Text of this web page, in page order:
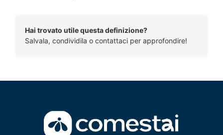
Hai trovato utile questa definizione?
Salvala, condividila o contattaci per approfondire!